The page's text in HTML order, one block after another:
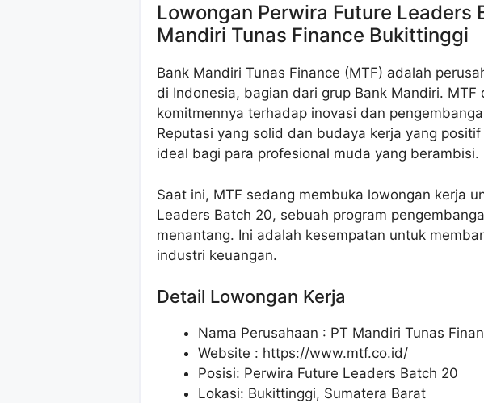
Lowongan Perwira Future Leaders
Mandiri Tunas Finance Bukittinggi
Bank Mandiri Tunas Finance (MTF) adalah
di Indonesia, bagian dari grup Bank Mandiri. MTF
komitmennya terhadap inovasi dan
Reputasi yang solid dan budaya kerja yang
ideal bagi para profesional muda yang berambisi.
Saat ini, MTF sedang membuka lowongan kerja
Leaders Batch 20, sebuah program
menantang. Ini adalah kesempatan untuk
industri keuangan.
Detail Lowongan Kerja
Nama Perusahaan : PT Mandiri Tunas
Website : https://www.mtf.co.id/
Posisi: Perwira Future Leaders Batch 20
Lokasi: Bukittinggi, Sumatera Barat